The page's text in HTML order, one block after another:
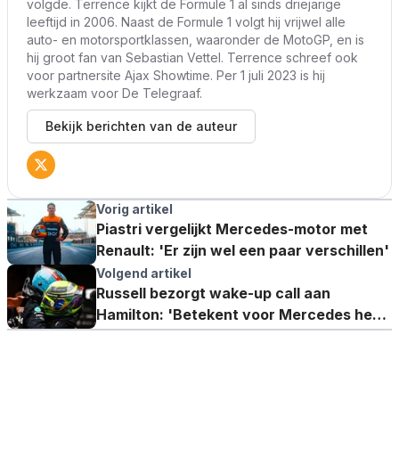
volgde. Terrence kijkt de Formule 1 al sinds driejarige
leeftijd in 2006. Naast de Formule 1 volgt hij vrijwel alle
auto- en motorsportklassen, waaronder de MotoGP, en is
hij groot fan van Sebastian Vettel. Terrence schreef ook
voor partnersite Ajax Showtime. Per 1 juli 2023 is hij
werkzaam voor De Telegraaf.
Bekijk berichten van de auteur
Vorig artikel
Piastri vergelijkt Mercedes-motor met
Renault: 'Er zijn wel een paar verschillen'
Volgend artikel
Russell bezorgt wake-up call aan
Hamilton: 'Betekent voor Mercedes heel
veel'